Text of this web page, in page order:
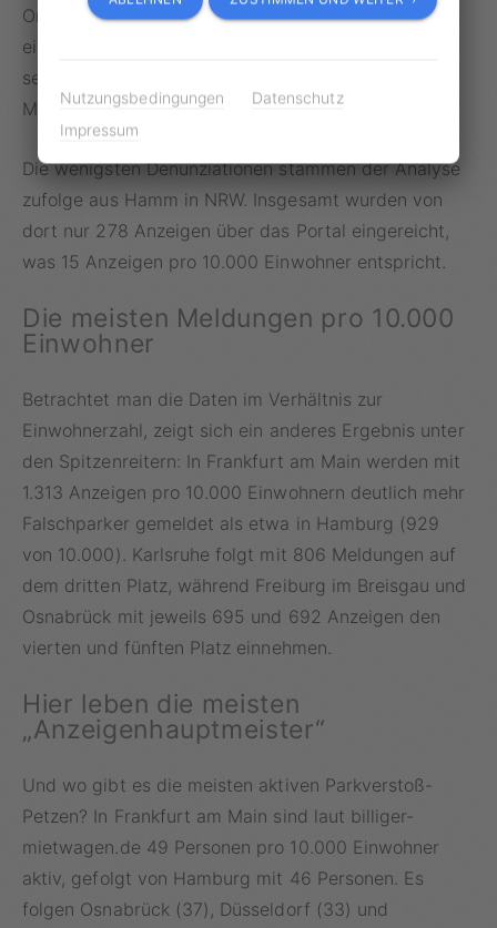
Ordnungsbehörden bei der Bearbeitung der Fälle
einen gewissen Ermessensspielraum und können
selbst entscheiden, ob sie aufgrund der digitalen
Meldungen tätig werden.
Die wenigsten Denunziationen stammen der Analyse
zufolge aus Hamm in NRW. Insgesamt wurden von
dort nur 278 Anzeigen über das Portal eingereicht,
was 15 Anzeigen pro 10.000 Einwohner entspricht.
Die meisten Meldungen pro 10.000
Einwohner
Betrachtet man die Daten im Verhältnis zur
Einwohnerzahl, zeigt sich ein anderes Ergebnis unter
den Spitzenreitern: In Frankfurt am Main werden mit
1.313 Anzeigen pro 10.000 Einwohnern deutlich mehr
Falschparker gemeldet als etwa in Hamburg (929
von 10.000). Karlsruhe folgt mit 806 Meldungen auf
dem dritten Platz, während Freiburg im Breisgau und
Osnabrück mit jeweils 695 und 692 Anzeigen den
vierten und fünften Platz einnehmen.
Hier leben die meisten
„Anzeigenhauptmeister“
Und wo gibt es die meisten aktiven Parkverstoß-
Petzen? In Frankfurt am Main sind laut billiger-
mietwagen.de 49 Personen pro 10.000 Einwohner
aktiv, gefolgt von Hamburg mit 46 Personen. Es
folgen Osnabrück (37), Düsseldorf (33) und
Nutzungsbedingungen
Datenschutz
Impressum